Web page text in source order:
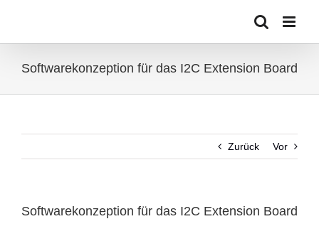
Softwarekonzeption für das I2C Extension Board
Zurück Vor
Softwarekonzeption für das I2C Extension Board